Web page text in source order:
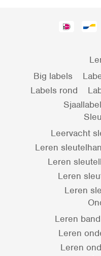
Big labels
Labels rond
Leervacht
Leren
Leren
Leren
Leren
Leren
Leren
Leren